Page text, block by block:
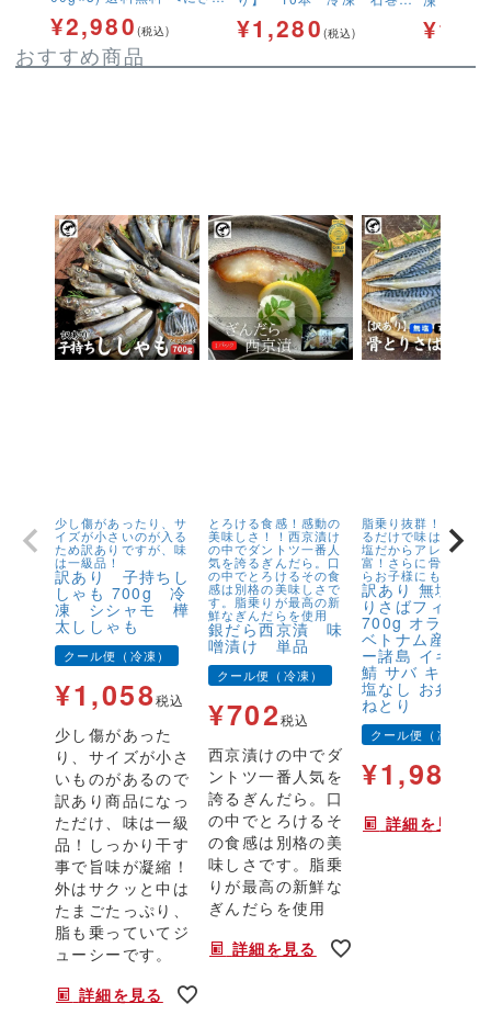
ベニサケ 中辛 塩鮭 新巻鮭
切落し 特大 規格外 訳あり
BBQ コスパ鮭
¥2,980 (税込)
ジューシーなつくねに牛た
んを混ぜ込んだ贅沢つく
¥1,280 (税込)
くねに牛
贅沢つ
¥
おすすめ商品
少し傷があったり、サ
イズが小さいのが入る
ため訳ありですが、味
は一級品！
訳あり 子持ちし
しゃも 700g 冷
凍 シシャモ 樺
太ししゃも
クール便（冷凍）
¥1,058税込
少し傷があった
り、サイズが小さ
いものがあるので
訳あり商品になっ
ただけ、味は一級
品！しっかり干す
事で旨味が凝縮！
外はサクッと中は
たまごたっぷり、
脂も乗っていてジ
ューシーです。
詳細を見る
とろける食感！感動の
美味しさ！！西京漬け
の中でダントツ一番人
気を誇るぎんだら。口
の中でとろけるその食
感は別格の美味しさで
す。脂乗りが最高の新
鮮なぎんだらを使用
銀だら西京漬 味
噌漬け 単品
クール便（冷凍）
¥702税込
西京漬けの中でダ
ントツ一番人気を
誇るぎんだら。口
の中でとろけるそ
の食感は別格の美
味しさです。脂乗
りが最高の新鮮な
ぎんだらを使用
詳細を見る
脂乗り抜群！キズが
るだけで味は1級品
塩だからアレンジが
富！さらに骨取りだ
らお子様にも安心！
訳あり 無塩 骨取
りさばフィーレ
700g オランダ
ベトナム産 フェ
ー諸島 イギリス
鯖 サバ キズ有
塩なし お弁当 ほ
ねとり
クール便（冷凍）
¥1,980
詳細を見る